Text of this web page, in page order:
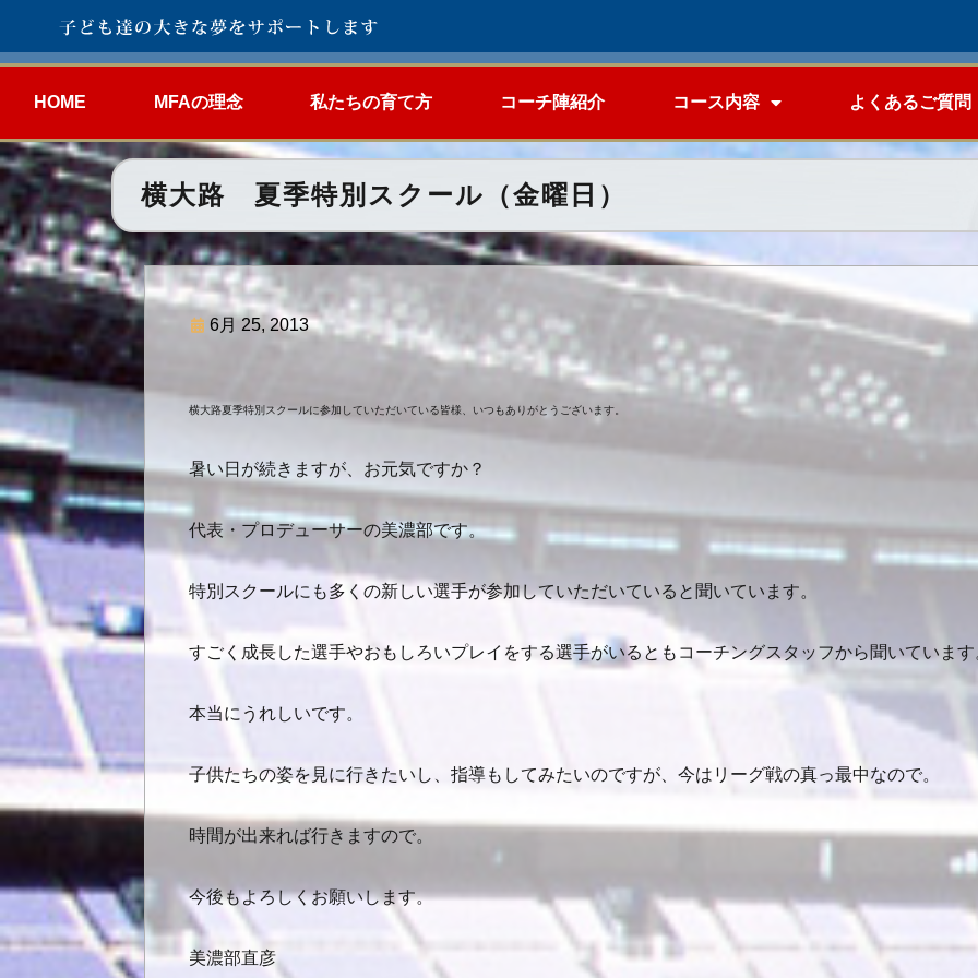
HOME MFAの理念 私たちの育て方 コーチ陣紹介 コース内容 よくあるご質問
横大路 夏季特別スクール（金曜日）
6月 25, 2013
横大路夏季特別スクールに参加していただいている皆様、いつもありがとうございます。
暑い日が続きますが、お元気ですか？
代表・プロデューサーの美濃部です。
特別スクールにも多くの新しい選手が参加していただいていると聞いています。
すごく成長した選手やおもしろいプレイをする選手がいるともコーチングスタッフから聞いています
本当にうれしいです。
子供たちの姿を見に行きたいし、指導もしてみたいのですが、今はリーグ戦の真っ最中なので。
時間が出来れば行きますので。
今後もよろしくお願いします。
美濃部直彦